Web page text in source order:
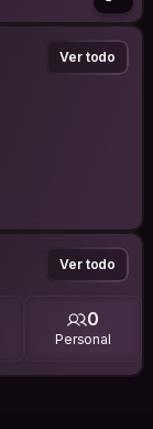
Ver todo
Ver todo
0
Personal